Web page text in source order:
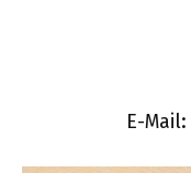
E-Mail: